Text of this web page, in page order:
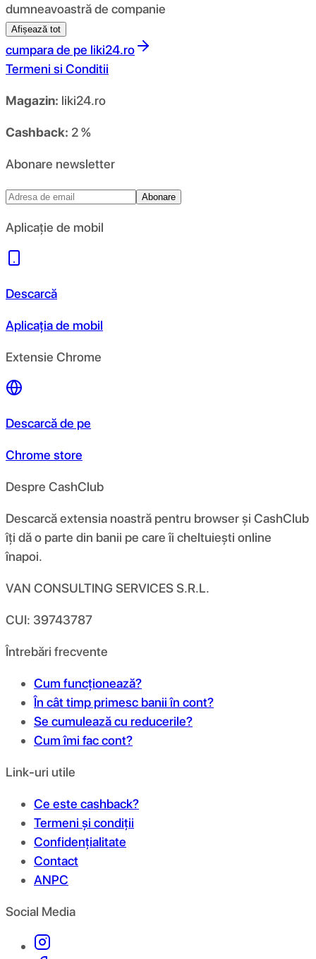
dumneavoastră de companie
Afișează tot
cumpara de pe liki24.ro
Termeni si Conditii
Magazin: liki24.ro
Cashback: 2 %
Abonare newsletter
Abonare
Aplicație de mobil
Descarcă
Aplicația de mobil
Extensie Chrome
Descarcă de pe
Chrome store
Despre CashClub
Descarcă extensia noastră pentru browser și CashClub
îți dă o parte din banii pe care îi cheltuiești online
înapoi.
VAN CONSULTING SERVICES S.R.L.
CUI: 39743787
Întrebări frecvente
Cum funcționează?
În cât timp primesc banii în cont?
Se cumulează cu reducerile?
Cum îmi fac cont?
Link-uri utile
Ce este cashback?
Termeni și condiții
Confidențialitate
Contact
ANPC
Social Media